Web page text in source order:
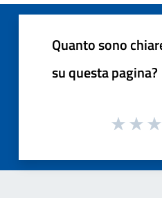
Quanto sono
su questa pagina?